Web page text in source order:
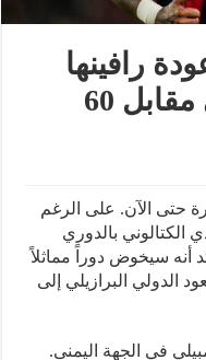
رافينها
إلى الدوري الانجليزي مقابل 60
حتى الآن. على الرغم
الكتالوني بالدوري
أنه سيخوض دوراً مماثلاً
الدولي البرازيلي إلى
في الجهة اليمنى.